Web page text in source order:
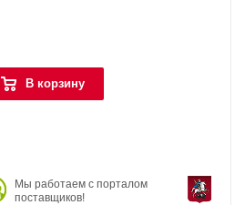
В корзину
Мы работаем с порталом
поставщиков!